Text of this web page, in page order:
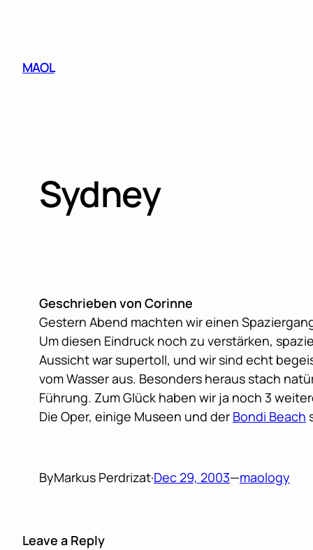
MAOL
Sydney
Geschrieben von Corinne
Gestern Abend machten wir einen
Um diesen Eindruck noch zu verstärken,
Aussicht war supertoll, und wir sind echt
vom Wasser aus. Besonders heraus stach
Führung. Zum Glück haben wir ja noch 3
Die Oper, einige Museen und der Bondi Beach
ByMarkus Perdrizat·Dec 29, 2003—maology
Leave a Reply